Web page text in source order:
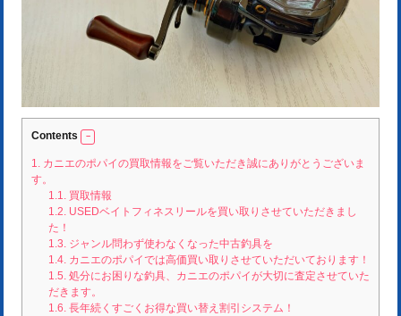
Contents
1. カニエのポパイの買取情報をご覧いただき誠にありがとうございま
す。
1.1.買取情報
1.2.USEDベイトフィネスリールを買い取りさせていただきまし
た！
1.3.ジャンル問わず使わなくなった中古釣具を
1.4.カニエのポパイでは高価買い取りさせていただいております！
1.5.処分にお困りな釣具、カニエのポパイが大切に査定させていた
だきます。
1.6.長年続くすごくお得な買い替え割引システム！